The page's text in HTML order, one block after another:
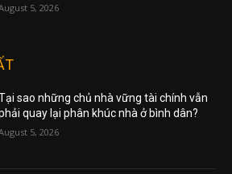
5, 2026
sao những chủ nhà vững tài chính vẫn
quay lại phân khúc nhà ở bình dân?
5, 2026